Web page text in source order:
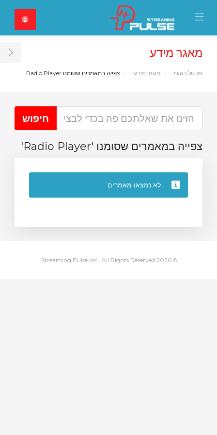
Mobile Menu
Close Mobile
מאגר מידע
פורטל ראשי מאגר מידע צפייה במאמרים שסומנו Radio Player
צפייה במאמרים שסומנו 'Radio Player'
לא נמצאו מאמרים
© 2026 Streaming Pulse Inc.. All Rights Reserved.